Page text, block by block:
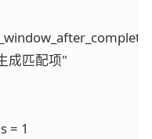
成匹配项"
= 1